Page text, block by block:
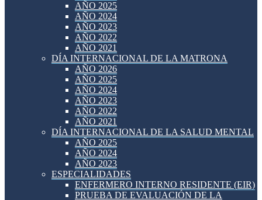
AÑO 2025
AÑO 2024
AÑO 2023
AÑO 2022
AÑO 2021
DÍA INTERNACIONAL DE LA MATRONA
AÑO 2026
AÑO 2025
AÑO 2024
AÑO 2023
AÑO 2022
AÑO 2021
DÍA INTERNACIONAL DE LA SALUD MENTAL
AÑO 2025
AÑO 2024
AÑO 2023
ESPECIALIDADES
ENFERMERO INTERNO RESIDENTE (EIR)
PRUEBA DE EVALUACIÓN DE LA